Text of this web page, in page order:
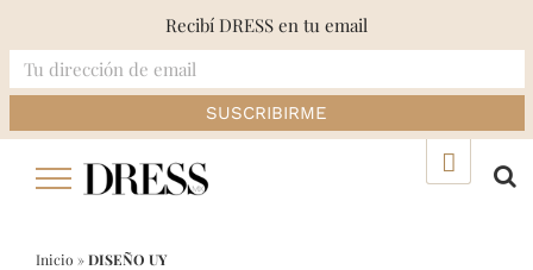
Inicio »DISEÑO UY
Recibí DRESS en tu email